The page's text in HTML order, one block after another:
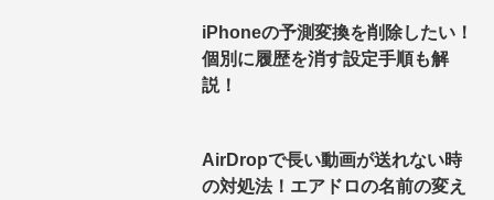
iPhoneの予測変換を削除したい！
個別に履歴を消す設定手順も解
説！
AirDropで長い動画が送れない時
の対処法！エアドロの名前の変え